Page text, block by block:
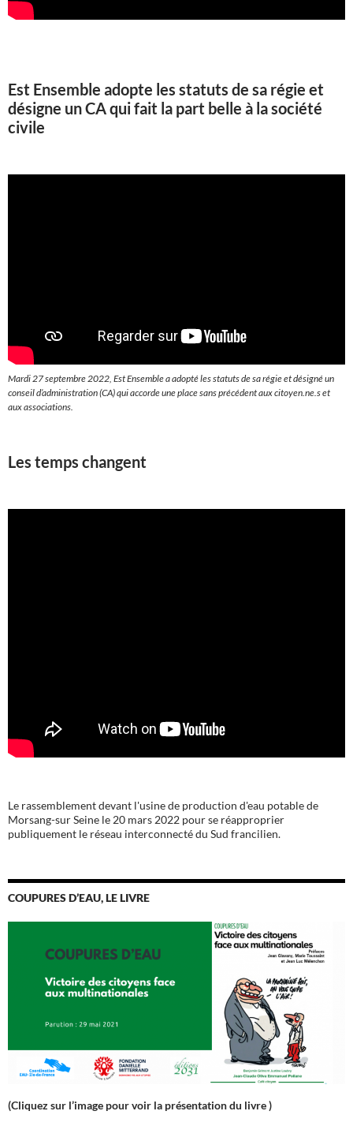
Est Ensemble adopte les statuts de sa régie et
désigne un CA qui fait la part belle à la société
civile
Mardi 27 septembre 2022, Est Ensemble a adopté les statuts de sa régie et désigné un
conseil d’administration (CA) qui accorde une place sans précédent aux citoyen.ne.s et
aux associations.
Les temps changent
Le rassemblement devant l'usine de production d'eau potable de
Morsang-sur Seine le 20 mars 2022 pour se réapproprier
publiquement le réseau interconnecté du Sud francilien.
COUPURES D’EAU, LE LIVRE
(Cliquez sur l’image pour voir la présentation du livre )